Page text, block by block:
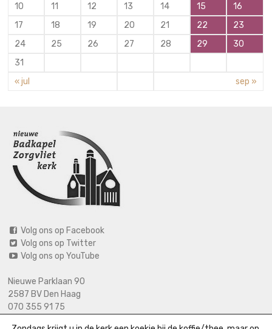
10
11 12 13 14 15
16
17
18 19 20 21 22
23
24
25 26 27 28 29
30
31
« jul
sep »
Volg ons op Facebook
Volg ons op Twitter
Volg ons op YouTube
Nieuwe Parklaan 90
2587 BV Den Haag
070 355 91 75
06 2125 2720 (bij calamiteiten)